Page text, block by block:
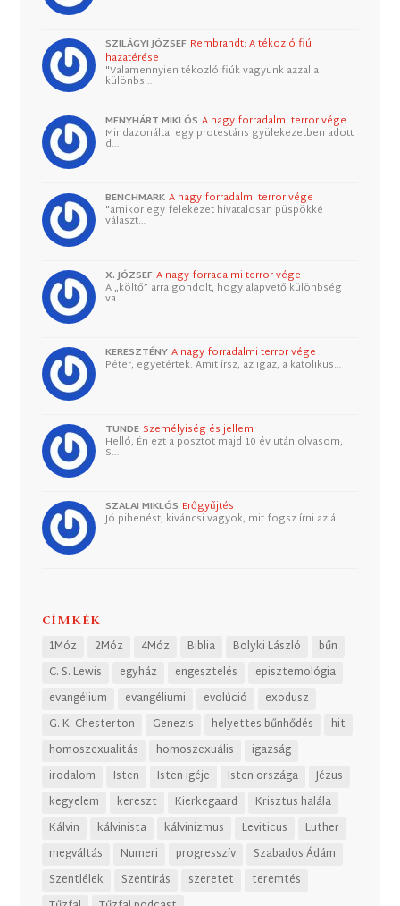
SZILÁGYI JÓZSEF Rembrandt: A tékozló fiú
hazatérése
"Valamennyien tékozló fiúk vagyunk azzal a
különbs…
MENYHÁRT MIKLÓS A nagy forradalmi terror vége
Mindazonáltal egy protestáns gyülekezetben adott
d…
BENCHMARK A nagy forradalmi terror vége
"amikor egy felekezet hivatalosan püspökké
választ…
X. JÓZSEF A nagy forradalmi terror vége
A „költő” arra gondolt, hogy alapvető különbség
va…
KERESZTÉNY A nagy forradalmi terror vége
Péter, egyetértek. Amit írsz, az igaz, a katolikus…
TUNDE Személyiség és jellem
Helló, Én ezt a posztot majd 10 év után olvasom,
S…
SZALAI MIKLÓS Erőgyűjtés
Jó pihenést, kiváncsi vagyok, mit fogsz írni az ál…
CÍMKÉK
1Móz 2Móz 4Móz Biblia Bolyki László
bűn
C. S. Lewis
egyház engesztelés
episztemológia
evangélium
evangéliumi evolúció
exodusz
G. K. Chesterton
Genezis helyettes bűnhődés
hit
homoszexualitás
homoszexuális
igazság
irodalom
Isten Isten igéje Isten országa
Jézus
kegyelem
kereszt Kierkegaard
Krisztus halála
Kálvin
kálvinista kálvinizmus Leviticus
Luther
megváltás
Numeri progresszív
Szabados Ádám
Szentlélek
Szentírás szeretet
teremtés